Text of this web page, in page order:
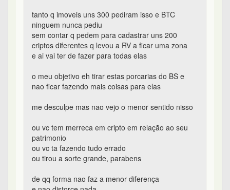
tanto q imoveis uns 300 pediram isso e BTC
ninguem nunca pediu
sem contar q pedem para cadastrar uns 200
criptos diferentes q levou a RV a ficar uma zona
e ai vai ter de fazer para todas elas
o meu objetivo eh tirar estas porcarias do BS e
nao ficar fazendo mais coisas para elas
me desculpe mas nao vejo o menor sentido nisso
ou vc tem merreca em cripto em relação ao seu
patrimonio
ou vc ta fazendo tudo errado
ou tirou a sorte grande, parabens
de qq forma nao faz a menor diferença